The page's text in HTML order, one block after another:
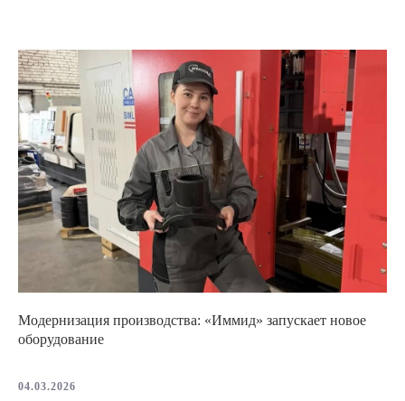
Модернизация производства: «Иммид» запускает новое
оборудование
04.03.2026